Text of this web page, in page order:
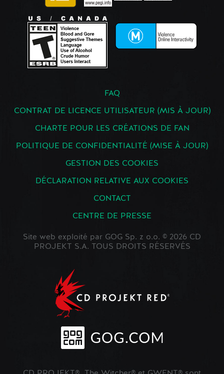
FAQ
CONTRAT DE LICENCE UTILISATEUR (MIS À JOUR)
CHARTE POUR LES CRÉATIONS DE FAN
POLITIQUE DE CONFIDENTIALITÉ (MISE À JOUR)
GESTION DES COOKIES
DÉCLARATION RELATIVE AUX COOKIES
CONTACT
CENTRE DE PRESSE
Site web exploité par GOG Sp. z o.o. © 2026 CD
PROJEKT S.A. TOUS DROITS RÉSERVÉS